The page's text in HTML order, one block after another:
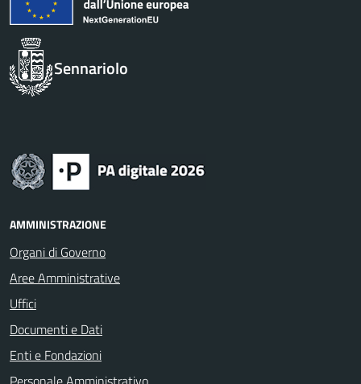
Sennariolo
AMMINISTRAZIONE
Organi di Governo
Aree Amministrative
Uffici
Documenti e Dati
Enti e Fondazioni